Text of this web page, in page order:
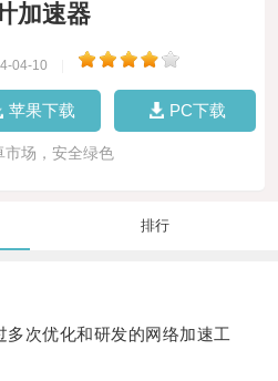
加速器
04-10
苹果下载 PC下载
市场，安全绿色
排行
次优化和研发的网络加速工